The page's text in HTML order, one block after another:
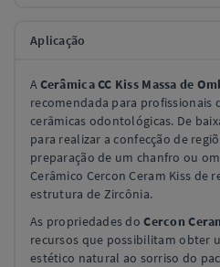
Aplicação
ACerâmica CC Kiss Massa de
recomendada para profissionais
cerâmicas odontológicas. De
para realizar a confecção de
preparação de um chanfro ou
Cerâmico Cercon Ceram Kiss de
estrutura de Zircônia.
As propriedades doCercon
recursos que possibilitam obter
estético natural ao sorriso do